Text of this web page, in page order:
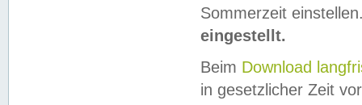
Sommerzeit
eingestellt.
Beim Download
in gesetzlicher Zeit